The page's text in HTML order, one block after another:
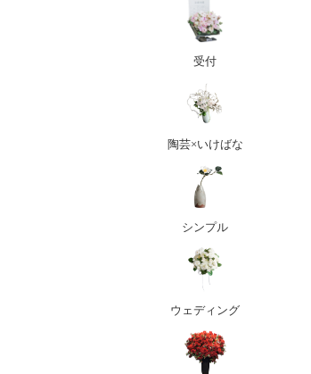
受付
陶芸×いけばな
シンプル
ウェディング